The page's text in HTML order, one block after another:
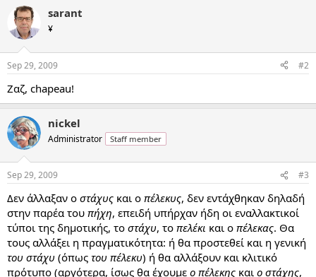
sarant
¥
Sep 29, 2009 #2
Ζαζ, chapeau!
nickel
Administrator Staff member
Sep 29, 2009 #3
Δεν άλλαξαν ο στάχυς και ο πέλεκυς, δεν εντάχθηκαν δηλαδή
στην παρέα του πήχη, επειδή υπήρχαν ήδη οι εναλλακτικοί
τύποι της δημοτικής, το στάχυ, το πελέκι και ο πέλεκας. Θα
τους αλλάξει η πραγματικότητα: ή θα προστεθεί και η γενική
του στάχυ (όπως του πέλεκυ) ή θα αλλάξουν και κλιτικό
πρότυπο (αργότερα, ίσως θα έχουμε ο πέλεκης και ο στάχης,